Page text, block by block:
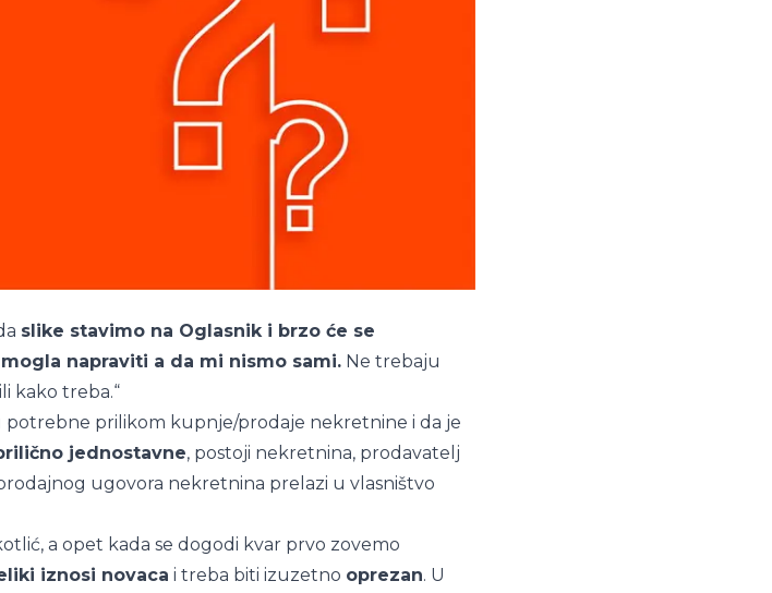
slike stavimo na Oglasnik i brzo će se
napraviti a da mi nismo sami. Ne trebaju
kako treba.“
potrebne prilikom kupnje/prodaje nekretnine i da je
jednostavne, postoji nekretnina, prodavatelj
ugovora nekretnina prelazi u vlasništvo
a opet kada se dogodi kvar prvo zovemo
iznosi novaca i treba biti izuzetno oprezan. U